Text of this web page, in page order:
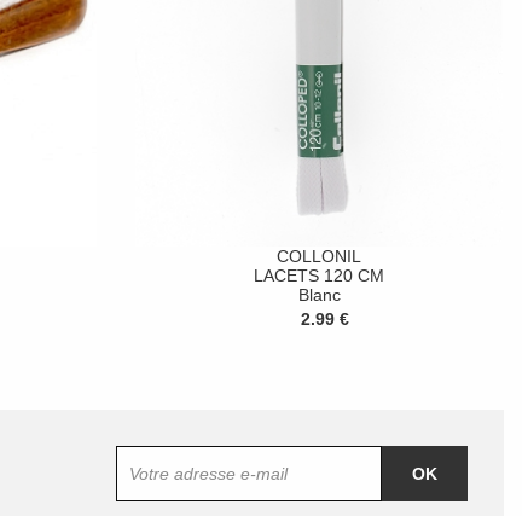
COLLONIL
LACETS 120 CM
Blanc
2.99 €
OK